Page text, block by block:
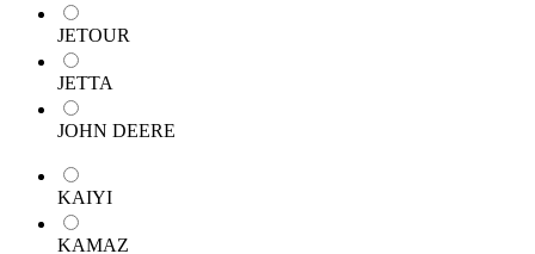
JETOUR
JETTA
JOHN DEERE
KAIYI
KAMAZ